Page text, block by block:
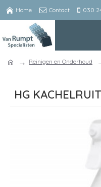
Home Contact 030
Reinigen en Onderhoud
HG